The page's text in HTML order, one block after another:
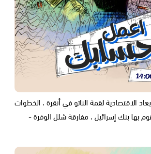
الاقتصادية لقمة الناتو في أنقرة ، الخطوات
بها بنك إسرائيل ، مفارقة شلل الوفرة -